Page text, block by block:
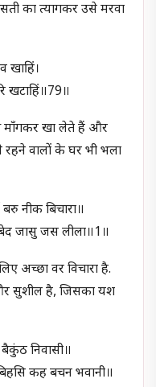
का त्यागकर उसे मरवा
खाहिं।
खटाहिं॥79॥
माँगकर खा लेते हैं और
वालों के घर भी भला
नीक बिचारा॥
जासु जस लीला॥1॥
अच्छा वर विचारा है.
सुशील है, जिसका यश
निवासी॥
कह बचन भवानी॥